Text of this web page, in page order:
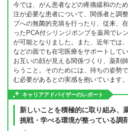
今では、がん患者などの疼痛緩和のた
注が必要な患者について、関係者と調
プへの無菌的充填を行ったり、従来、
ったPCA付シリンジポンプを薬局でレ
が可能となりました。また、近年では
などの面でも在宅医療をサポートして
お互いの顔が見える関係づくり、薬剤
らうこと。そのためには、待ちの姿勢
む必要があるとの実感を抱いています。
キャリアアドバイザーのレポート
新しいことを積極的に取り組み、
挑戦・学べる環境が整っている調